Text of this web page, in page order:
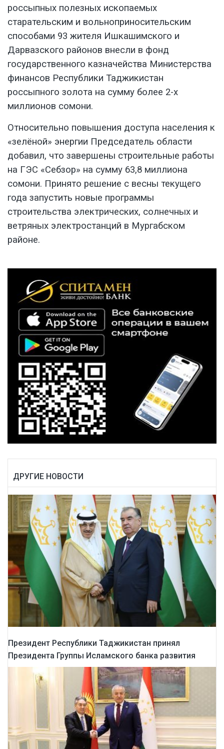
россыпных полезных ископаемых
старательским и вольноприносительским
способами 93 жителя Ишкашимского и
Дарвазского районов внесли в фонд
государственного казначейства Министерства
финансов Республики Таджикистан
россыпного золота на сумму более 2-х
миллионов сомони.
Относительно повышения доступа населения к
«зелёной» энергии Председатель области
добавил, что завершены строительные работы
на ГЭС «Себзор» на сумму 63,8 миллиона
сомони. Принято решение с весны текущего
года запустить новые программы
строительства электрических, солнечных и
ветряных электростанций в Мургабском
районе.
ДРУГИЕ НОВОСТИ
Президент Республики Таджикистан принял
Президента Группы Исламского банка развития